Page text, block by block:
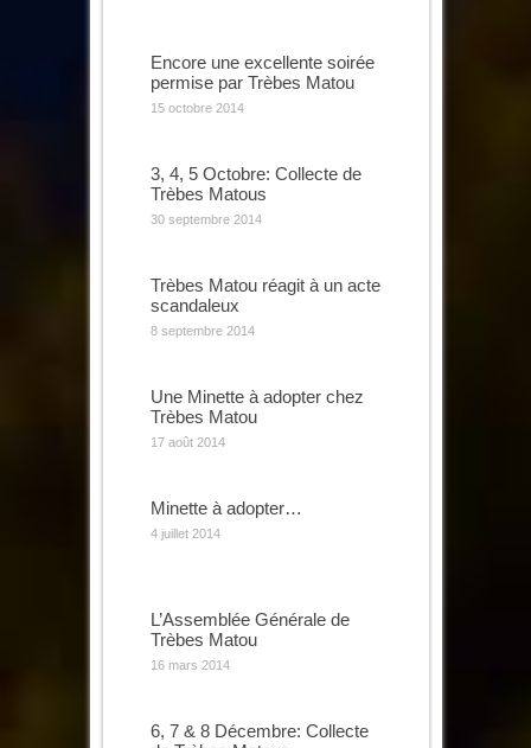
Encore une excellente soirée
permise par Trèbes Matou
15 octobre 2014
3, 4, 5 Octobre: Collecte de
Trèbes Matous
30 septembre 2014
Trèbes Matou réagit à un acte
scandaleux
8 septembre 2014
Une Minette à adopter chez
Trèbes Matou
17 août 2014
Minette à adopter…
4 juillet 2014
L’Assemblée Générale de
Trèbes Matou
16 mars 2014
6, 7 & 8 Décembre: Collecte